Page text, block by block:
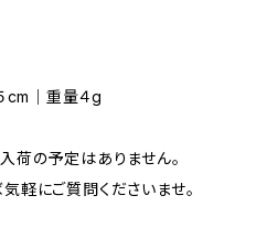
cm｜重量４g
荷の予定はありません。
軽にご質問くださいませ。